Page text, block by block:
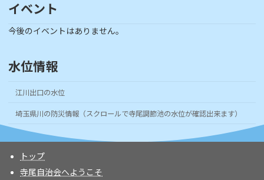
イベント
今後のイベントはありません。
水位情報
江川出口の水位
埼玉県川の防災情報（スクロールで寺尾調節池の水位が確認出来ます）
トップ
寺尾自治会へようこそ